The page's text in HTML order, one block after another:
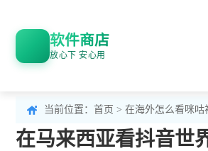
软件商店
放心下 安心用
当前位置： 首页 > 在海外怎么看咪咕
在马来西亚看抖音世